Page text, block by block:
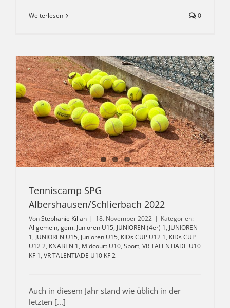
Weiterlesen 0
Tenniscamp SPG
Albershausen/Schlierbach 2022
VonStephanie Kilian | 18. November 2022 | Kategorien:
Allgemein, gem. Junioren U15, JUNIOREN (4er) 1, JUNIOREN
1, JUNIOREN U15, Junioren U15, KIDs CUP U12 1, KIDs CUP
U12 2, KNABEN 1, Midcourt U10, Sport, VR TALENTIADE U10
KF 1, VR TALENTIADE U10 KF 2
Auch in diesem Jahr stand wie üblich in der
letzten [...]